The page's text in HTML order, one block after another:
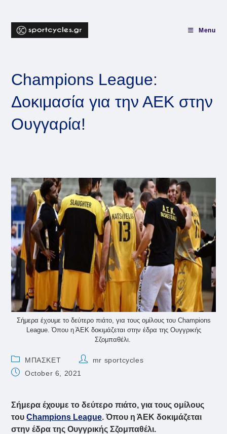
content
Menu
Champions League:
Δοκιμασία για την ΑΕΚ στην
Ουγγαρία!
Σήμερα έχουμε το δεύτερο πιάτο, για τους ομίλους του Champions
League. Όπου η ΆΕΚ δοκιμάζεται στην έδρα της Ουγγρικής
Σζομπαθέλι.
Post
category:
ΜΠΑΣΚΕΤ
Postmr sportcycles
PostOctober 6, 2021
Σήμερα έχουμε το δεύτερο πιάτο, για τους ομίλους
τουChampions League. Όπου η ΆΕΚ δοκιμάζεται
στην έδρα της Ουγγρικής Σζομπαθέλι.